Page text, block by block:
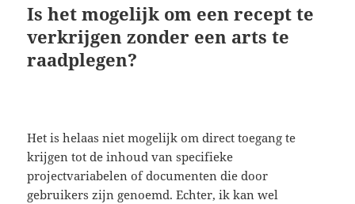
Is het mogelijk om een recept te
verkrijgen zonder een arts te
raadplegen?
Het is helaas niet mogelijk om direct toegang te
krijgen tot de inhoud van specifieke
projectvariabelen of documenten die door
gebruikers zijn genoemd. Echter, ik kan wel